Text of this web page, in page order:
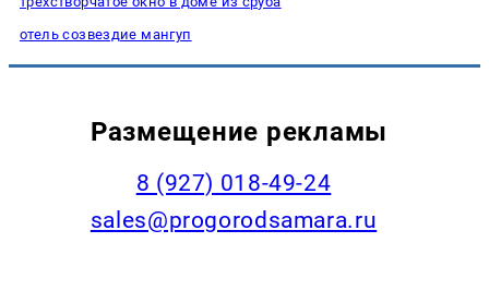
отель созвездие мангуп
Размещение рекламы
8 (927) 018-49-24
sales@progorodsamara.ru